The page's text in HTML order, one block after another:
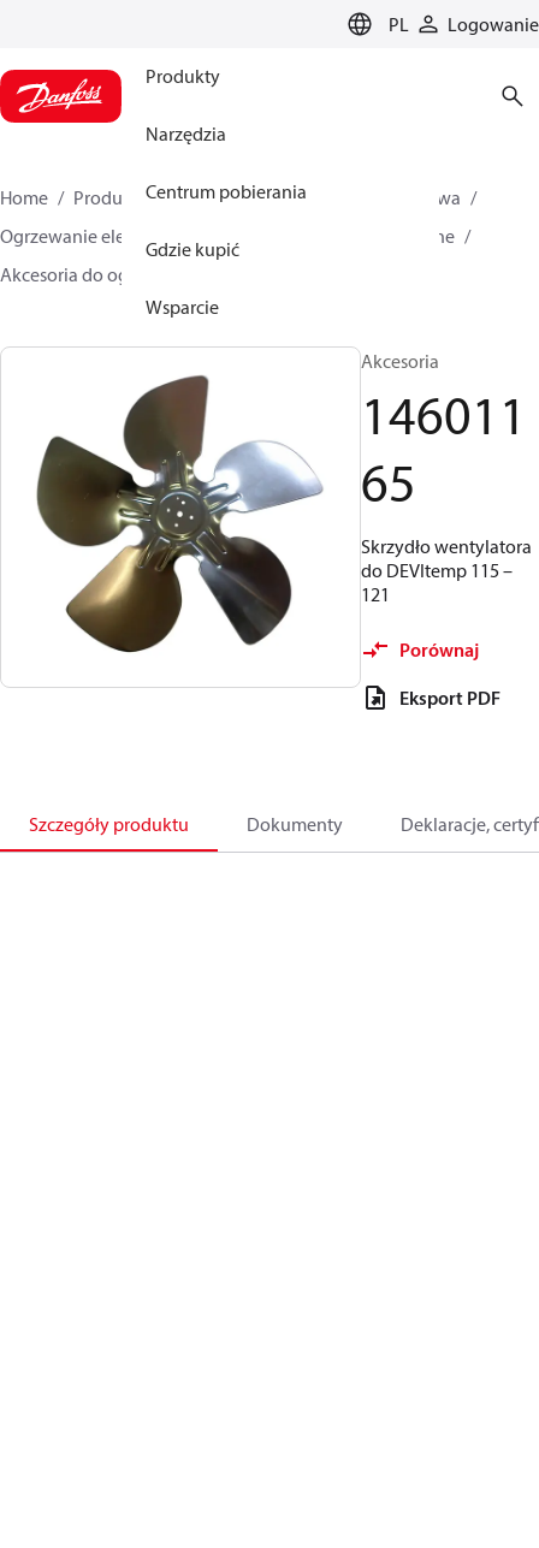
PL Logowanie
Produkty
Narzędzia
Centrum pobierania
Gdzie kupić
Wsparcie
Home Produkty
Climate Solutions dla ogrzewnictwa
Ogrzewanie elektryczne
DEVI Ogrzewanie elektryczne
Akcesoria do ogrzewania elektrycznego
Akcesoria
146011
65
Skrzydło wentylatora
do DEVItemp 115 –
121
Porównaj
Eksport PDF
Szczegóły produktu Dokumenty Deklaracje,